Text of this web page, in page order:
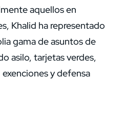
aquellos en
Khalid ha representado
gama de asuntos de
asilo, tarjetas verdes,
y defensa